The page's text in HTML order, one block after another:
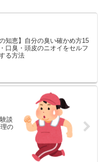
の知恵】自分の臭い確かめ方15
口臭・頭皮のニオイをセルフ
る方法
談
の